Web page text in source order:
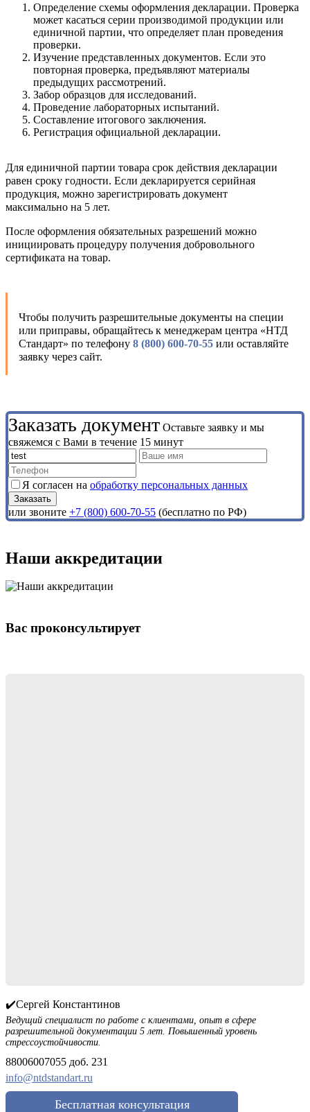
Определение схемы оформления декларации. Проверка
может касаться серии производимой продукции или
единичной партии, что определяет план проведения
проверки.
Изучение представленных документов. Если это
повторная проверка, предъявляют материалы
предыдущих рассмотрений.
Забор образцов для исследований.
Проведение лабораторных испытаний.
Составление итогового заключения.
Регистрация официальной декларации.
Для единичной партии товара срок действия декларации
равен сроку годности. Если декларируется серийная
продукция, можно зарегистрировать документ
максимально на 5 лет.
После оформления обязательных разрешений можно
инициировать процедуру получения добровольного
сертификата на товар.
Чтобы получить разрешительные документы на специи
или приправы, обращайтесь к менеджерам центра «НТД
Стандарт» по телефону 8 (800) 600-70-55 или оставляйте
заявку через сайт.
Заказать документ Оставьте заявку и мы
свяжемся с Вами в течение 15 минут
Я согласен на обработку персональных данных
или звоните +7 (800) 600-70-55 (бесплатно по РФ)
Наши аккредитации
Вас проконсультирует
✔️Сергей Константинов
Ведущий специалист по работе с клиентами, опыт в сфере
разрешительной документации 5 лет. Повышенный уровень
стрессоустойчивости.
88006007055 доб. 231
info@ntdstandart.ru
Бесплатная консультация